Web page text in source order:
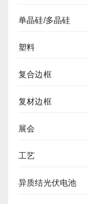
单晶硅/多晶硅
塑料
复合边框
复材边框
展会
工艺
异质结光伏电池